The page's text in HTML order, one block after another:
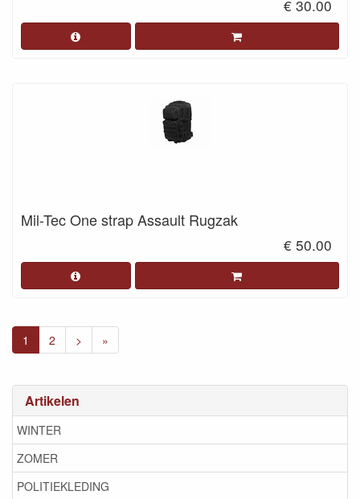
Artikelen
WINTER
ZOMER
POLITIEKLEDING
€ 30.00
Mil-Tec One strap Assault Rugzak
€ 50.00
1 2 > »